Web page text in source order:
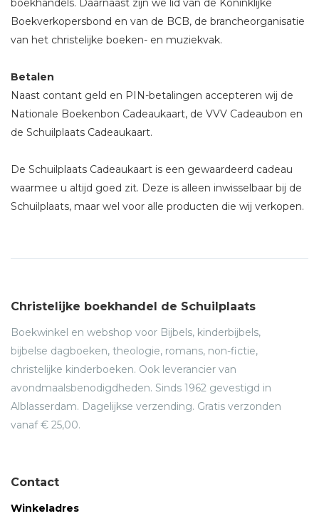
boekhandels. Daarnaast zijn we lid van de Koninklijke
Boekverkopersbond en van de BCB, de brancheorganisatie
van het christelijke boeken- en muziekvak.
Betalen
Naast contant geld en PIN-betalingen accepteren wij de
Nationale Boekenbon Cadeaukaart, de VVV Cadeaubon en
de Schuilplaats Cadeaukaart.
De Schuilplaats Cadeaukaart is een gewaardeerd cadeau
waarmee u altijd goed zit. Deze is alleen inwisselbaar bij de
Schuilplaats, maar wel voor alle producten die wij verkopen.
Christelijke boekhandel de Schuilplaats
Boekwinkel en webshop voor Bijbels, kinderbijbels,
bijbelse dagboeken, theologie, romans, non-fictie,
christelijke kinderboeken. Ook leverancier van
avondmaalsbenodigdheden. Sinds 1962 gevestigd in
Alblasserdam. Dagelijkse verzending. Gratis verzonden
vanaf € 25,00.
Contact
Winkeladres